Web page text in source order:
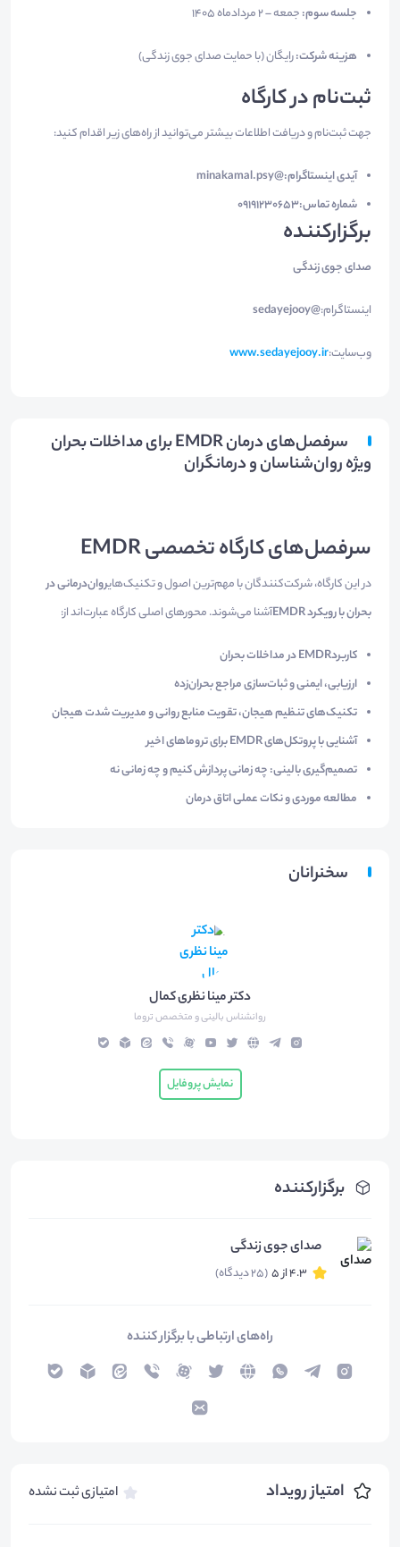
برگزارکننده
صدای جوی زندگی
4.3 از 5 (25 دیدگاه)
راه‌های ارتباطی با برگزار کننده
امتیاز رویداد امتیازی ثبت نشده
جلسه سوم:جمعه – ۲ مردادماه ۱۴۰۵
هزینه شرکت:رایگان (با حمایت صدای جوی زندگی)
ثبت‌نام در کارگاه
جهت ثبت‌نام و دریافت اطلاعات بیشتر می‌توانید از راه‌های زیر اقدام کنید:
آیدی اینستاگرام:@minakamal.psy
شماره تماس:09191230653
برگزارکننده
صدای جوی زندگی
اینستاگرام:@sedayejooy
وب‌سایت:www.sedayejooy.ir
سرفصل‌های درمان EMDR برای مداخلات بحران
ویژه روان‌شناسان و درمانگران
سرفصل‌های کارگاه تخصصی EMDR
در این کارگاه، شرکت‌کنندگان با مهم‌ترین اصول و تکنیک‌هایروان‌درمانی در
بحران با رویکرد EMDR
آشنا می‌شوند. محورهای اصلی کارگاه عبارت‌اند از:
کاربردEMDR در مداخلات بحران
ارزیابی، ایمنی و ثبات‌سازی مراجع بحران‌زده
تکنیک‌های تنظیم هیجان، تقویت منابع روانی و مدیریت شدت هیجان
آشنایی با پروتکل‌های EMDR برای تروماهای اخیر
تصمیم‌گیری بالینی: چه زمانی پردازش کنیم و چه زمانی نه
مطالعه موردی و نکات عملی اتاق درمان
سخنرانان
دکتر مینا نظری کمال
روانشناس بالینی و متخصص تروما
نمایش پروفایل